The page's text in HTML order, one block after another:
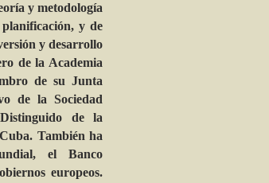
y metodología
y de
y desarrollo
de la Academia
de su Junta
de la Sociedad
de la
También ha
el Banco
europeos.